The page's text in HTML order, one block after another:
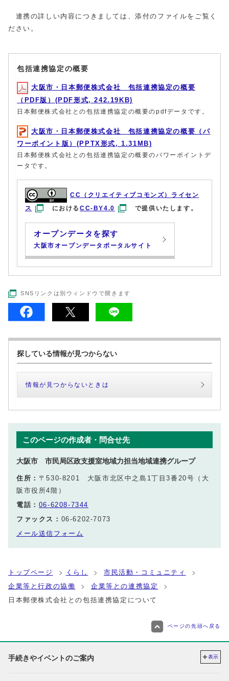
連携の詳しい内容につきましては、添付のファイルをご覧く
ださい。
包括連携協定の概要
大阪市・日本郵便株式会社 包括連携協定の概要
（PDF版）(PDF形式, 242.19KB)
日本郵便株式会社との包括連携協定の概要のpdfデータです。
大阪市・日本郵便株式会社 包括連携協定の概要（パ
ワーポイント版）(PPTX形式, 1.31MB)
日本郵便株式会社との包括連携協定の概要のパワーポイントデ
ータです。
CC（クリエイティブコモンズ）ライセン
ス
におけるCC-BY4.0 で提供いたします。
オープンデータを探す
大阪市オープンデータポータルサイト
SNSリンクは別ウィンドウで開きます
探している情報が見つからない
情報が見つからないときは
このページの作成者・問合せ先
大阪市 市民局区政支援室地域力担当地域連携グループ
住所： 〒530-8201 大阪市北区中之島1丁目3番20号（大
阪市役所4階）
電話： 06-6208-7344
ファックス： 06-6202-7073
メール送信フォーム
トップページ くらし
市民活動・コミュニティ
企業等と行政の協働
企業等との連携協定
日本郵便株式会社との包括連携協定について
ページの先頭へ戻る
手続きやイベントのご案内 表示